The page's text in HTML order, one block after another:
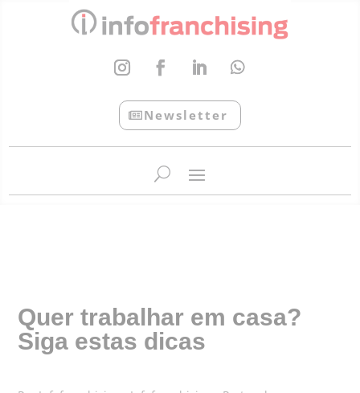
Newsletter
Quer trabalhar em casa?
Siga estas dicas